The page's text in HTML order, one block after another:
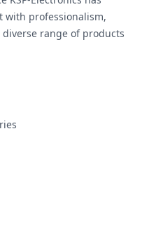
with professionalism,
range of products